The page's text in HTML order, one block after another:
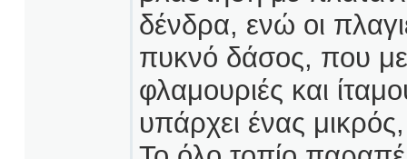
δένδρα, ενώ οι
πυκνό δάσος, που
φλαμουριές και
υπάρχει ένας